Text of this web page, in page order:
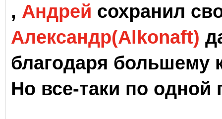
, Андрей сохранил
Александр(Alkonaft)
благодаря большему
Но все-таки по одной